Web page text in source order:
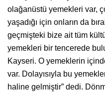
olağanüstü yemekleri var,
yaşadığı için onların da
geçmişteki bize ait tüm
yemekleri bir tencerede
Kayseri. O yemeklerin
var. Dolayısıyla bu
haline gelmiştir” dedi.